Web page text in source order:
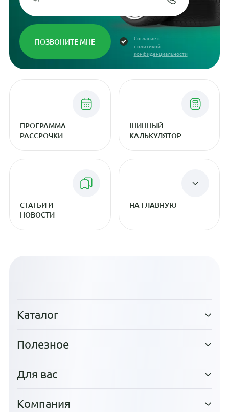
Согласие с
политикой
конфиденциальности
ПРОГРАММА
РАССРОЧКИ
ШИННЫЙ
КАЛЬКУЛЯТОР
СТАТЬИ И
НОВОСТИ
НА ГЛАВНУЮ
Каталог
Полезное
Для вас
Компания